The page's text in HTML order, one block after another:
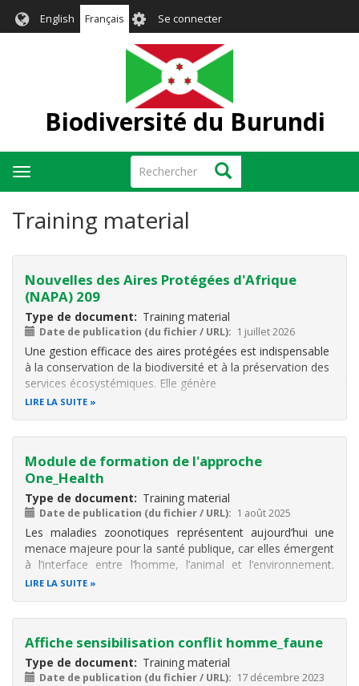
English Français User
account
menu
Se connecter
Biodiversité du Burundi
Rechercher Rechercher
Toggle
navigation
Training material
Nouvelles des Aires Protégées d'Afrique
(NAPA) 209
Type de document Training material
Date de publication (du fichier / URL) 1 juillet 2026
Une gestion efficace des aires protégées est indispensable
à la conservation de la biodiversité et à la préservation des
services écosystémiques. Elle génère
également d’importants bénéfices socioéconomiques pour
LIRE LA SUITE
Module de formation de l'approche
One_Health
Type de document Training material
Date de publication (du fichier / URL) 1 août 2025
Les maladies zoonotiques représentent aujourd’hui une
menace majeure pour la santé publique, car elles émergent
à l’interface entre l’homme, l’animal et l’environnement.
Parmi elles, le Mpox (Monkeypox) illustre parfaitement les
LIRE LA SUITE
Affiche sensibilisation conflit homme_faune
Type de document Training material
Date de publication (du fichier / URL) 17 décembre 2023